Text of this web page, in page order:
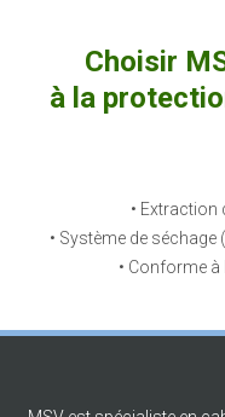
Choisir
à la
• Extraction
• Système de
• Conforme à